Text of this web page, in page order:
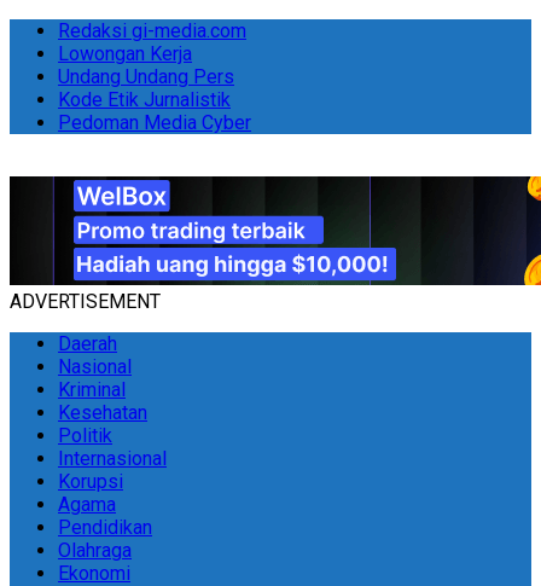
Redaksi gi-media.com
Lowongan Kerja
Undang Undang Pers
Kode Etik Jurnalistik
Pedoman Media Cyber
ADVERTISEMENT
Daerah
Nasional
Kriminal
Kesehatan
Politik
Internasional
Korupsi
Agama
Pendidikan
Olahraga
Ekonomi